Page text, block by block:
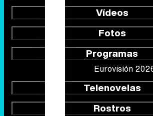
Vídeos
Fotos
Programas
Eurovisión
Telenovelas
Rostros